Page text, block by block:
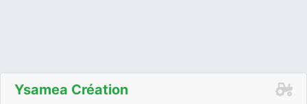
Ysamea Création